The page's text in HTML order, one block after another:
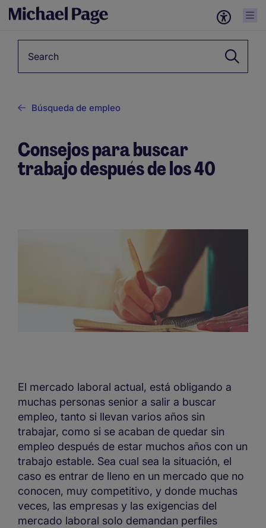
Búsqueda de empleo
Consejos para buscar
trabajo después de los 40
El mercado laboral actual, está obligando a
muchas personas senior a salir a buscar
empleo, tanto si llevan varios años sin
trabajar, como si se acaban de quedar sin
empleo después de estar muchos años con un
trabajo estable. Sea cual sea la situación, el
caso es entrar de lleno en un mercado que no
conocen, muy competitivo, y donde muchas
veces, las empresas y las exigencias del
mercado laboral solo demandan perfiles